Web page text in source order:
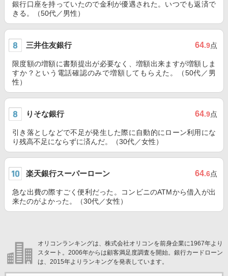
銀行口座を持っていたので金利が優遇された。いつでも返済で
きる。（50代／男性）
三井住友銀行 64.9点
限度額の増額に書類提出が必要なく、増額出来ますが増額しま
すか？という電話確認のみで増額してもらえた。（50代／男
性）
りそな銀行 64.9点
引き落としなどで不足が発生した際に自動的にローン利用にな
り残高不足にならずに済んだ。（30代／女性）
楽天銀行スーパーローン 64.6点
急な出費の際すごく便利だった。コンビニのATMから借入が出
来たのがよかった。（30代／女性）
オリコンランキングは、株式会社オリコンを前身企業に1967年より
スタート。2006年からは顧客満足度調査を開始。銀行カードローン
は、2015年よりランキングを発表しています。